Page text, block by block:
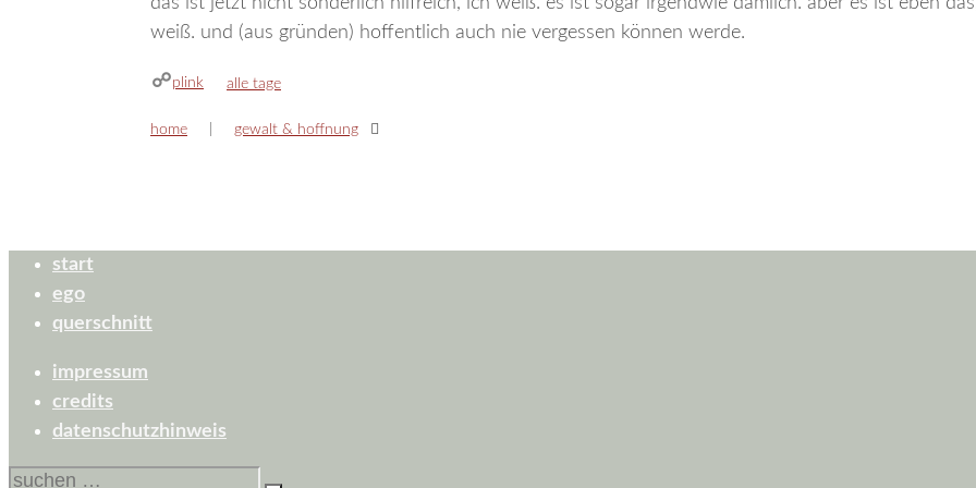
weiß. und (aus gründen) hoffentlich auch nie vergessen können werde.
plink kategorien
alle tage
home gewalt & hoffnung
start
ego
querschnitt
impressum
credits
datenschutzhinweis
suchen